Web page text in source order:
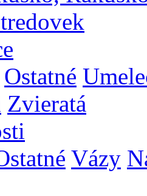
Ostatné
Zvieratá
Vázy